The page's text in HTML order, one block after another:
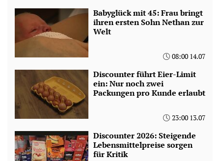
Babyglück mit 45: Frau bringt
ihren ersten Sohn Nethan zur
Welt
08:00 14.07
Discounter führt Eier-Limit
ein: Nur noch zwei
Packungen pro Kunde erlaubt
23:00 13.07
Discounter 2026: Steigende
Lebensmittelpreise sorgen
für Kritik